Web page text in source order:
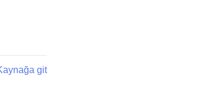
git